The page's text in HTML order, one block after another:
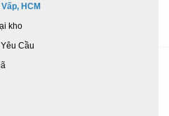
HCM
kho
Cầu